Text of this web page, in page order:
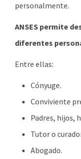
personalmente.
ANSES permite
diferentes
Entre ellas:
Cónyuge.
Conviviente
Padres, hijos,
Tutor o
Abogado.